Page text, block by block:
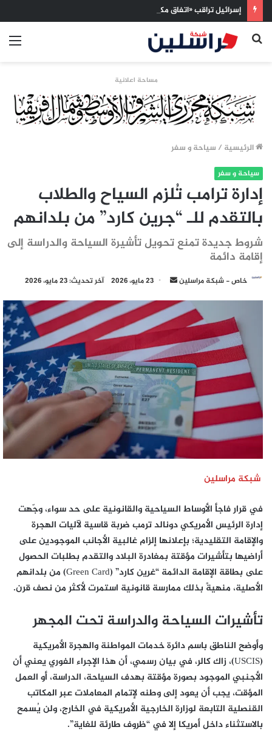
بحث
مساحة اعلانية
الرئيسية / سياحة و سفر
سياحة و سفر
إدارة ترامب تُلزم السياح والطلاب
بالتقدم للـ “جرين كارد” من بلدانهم
شروط جديدة تمنع تحويل تأشيرة السياحة والدراسة إلى
إقامة دائمة
خاص - شبكة مراسلين
أرسل
إلكترونيا
23 مايو، 2026 آخر تحديث: 23 مايو، 2026
شبكة مراسلين
في قرار فاجأ الأوساط السياحية والقانونية على حد سواء، وجّهت
إدارة الرئيس الأمريكي دونالد ترمب ضربة قاسية لآليات الهجرة
والإقامة التقليدية؛ بإعلانها إلزام غالبية الأجانب الموجودين على
أراضيها بتأشيرات مؤقتة بمغادرة البلاد والتقدم بطلبات الحصول
على بطاقة الإقامة الدائمة “غرين كارد” (Green Card) من بلدانهم
الأصلية، منهيةً بذلك ممارسة قانونية استمرت لأكثر من نصف قرن.
تأشيرات السياحة والدراسة تحت المجهر
وأوضح الناطق باسم دائرة خدمات المواطنة والهجرة الأمريكية
(USCIS)، زاك كالر، في بيان رسمي، أن هذا الإجراء الفوري يعني أن
الأجنبي الموجود بصورة مؤقتة بهدف السياحة، الدراسة، أو العمل
المؤقت، يجب أن يعود إلى وطنه لإتمام المعاملات عبر المكاتب
القنصلية التابعة لوزارة الخارجية الأمريكية في الخارج، ولن يُسمح
بالاستثناء داخل أمريكا إلا في “ظروف طارئة للغاية”.